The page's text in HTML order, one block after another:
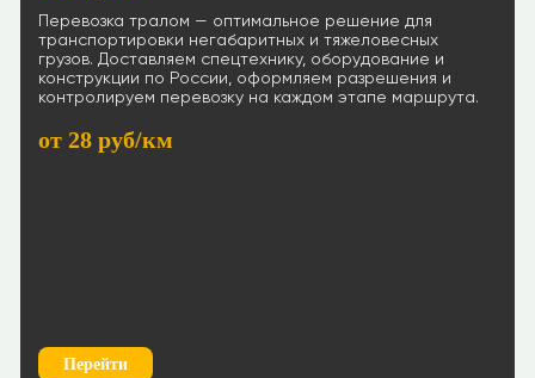
Перевозка тралом — оптимальное решение для
транспортировки негабаритных и тяжеловесных
грузов. Доставляем спецтехнику, оборудование и
конструкции по России, оформляем разрешения и
контролируем перевозку на каждом этапе маршрута.
от 28 руб/км
Перейти